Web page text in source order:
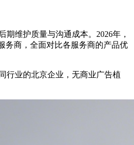
维护质量与沟通成本。2026年，
务商，全面对比各服务商的产品优
行业的北京企业，无商业广告植